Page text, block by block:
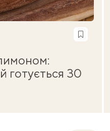
готується 30